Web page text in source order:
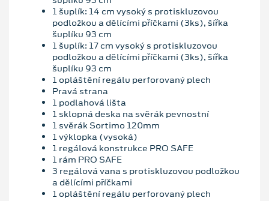
1 šuplík: 14 cm vysoký s protiskluzovou
podložkou a dělícími příčkami (3ks), šířka
šuplíku 93 cm
1 šuplík: 17 cm vysoký s protiskluzovou
podložkou a dělícími příčkami (3ks), šířka
šuplíku 93 cm
1 opláštění regálu perforovaný plech
Pravá strana
1 podlahová lišta
1 sklopná deska na svěrák pevnostní
1 svěrák Sortimo 120mm
1 výklopka (vysoká)
1 regálová konstrukce PRO SAFE
1 rám PRO SAFE
3 regálová vana s protiskluzovou podložkou
a dělícími příčkami
1 opláštění regálu perforovaný plech